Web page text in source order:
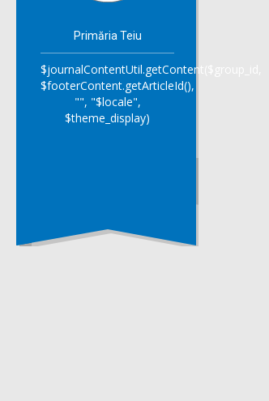
Primăria Teiu
$journalContentUtil.getContent($group_id,
$footerContent.getArticleId(),
"", "$locale",
$theme_display)